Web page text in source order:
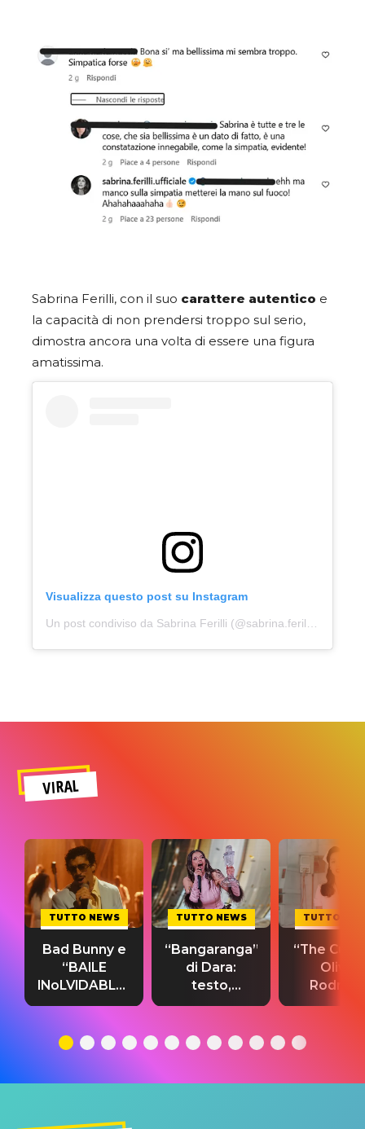
Sabrina Ferilli, con il suo carattere autentico e
la capacità di non prendersi troppo sul serio,
dimostra ancora una volta di essere una figura
amatissima.
Visualizza questo post su Instagram
VIRAL
TUTTO NEWS
Bad Bunny e
“BAILE
INoLVIDABLE”:
testo,
significato
TUTTO NEWS
“Bangaranga”
di Dara:
testo,
traduzione e
del singolo
TUTTO
“The
Olivia
testo,